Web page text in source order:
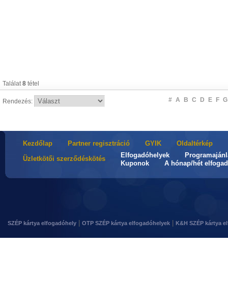
Találat8 tétel
Rendezés: # A B C D E F G
Kezdőlap Partner regisztráció GYIK
Oldaltérkép
Üzletkötői szerződéskötés
Elfogadóhelyek
Kuponok
A hónap/hét
SZÉP kártya elfogadóhely OTP SZÉP kártya elfogadóhelyek K&H SZÉP kártya